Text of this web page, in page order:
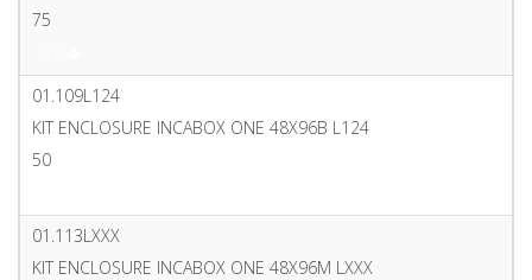
75
01.109L124
KIT ENCLOSURE INCABOX ONE 48X96B L124
50
01.113LXXX
KIT ENCLOSURE INCABOX ONE 48X96M LXXX